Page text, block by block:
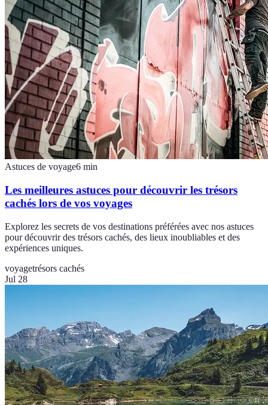
Astuces de voyage6 min
Les meilleures astuces pour découvrir les trésors
cachés lors de vos voyages
Explorez les secrets de vos destinations préférées avec nos astuces
pour découvrir des trésors cachés, des lieux inoubliables et des
expériences uniques.
voyagetrésors cachés
Jul 28